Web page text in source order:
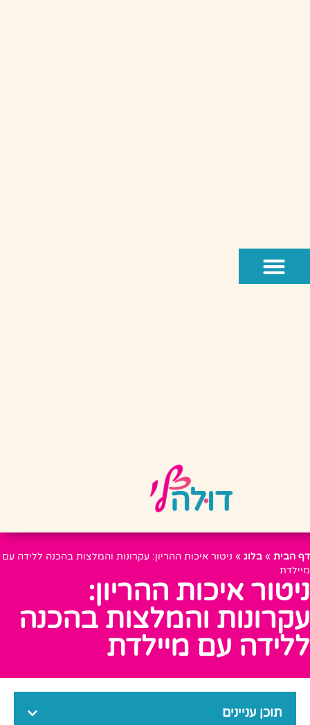
דף הבית » בלוג » ניטור איכות ההריון: עקרונות והמלצות בהכנה ללידה עם
מיילדת
ניטור איכות ההריון:
עקרונות והמלצות בהכנה
ללידה עם מיילדת
תוכן עניינים